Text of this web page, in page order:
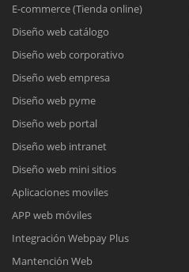
E-commerce (Tienda online)
Diseño web catálogo
Diseño web corporativo
Diseño web empresa
Diseño web pyme
Diseño web portal
Diseño web intranet
Diseño web mini sitios
Aplicaciones moviles
APP web móviles
Integración Webpay Plus
Mantención Web